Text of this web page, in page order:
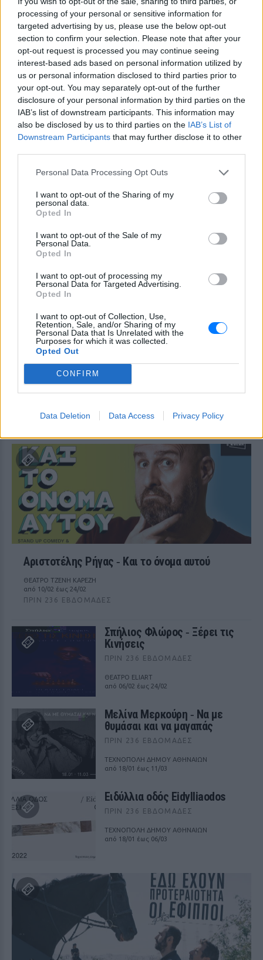
processing of your personal or sensitive information for
targeted advertising by us, please use the below opt-out
section to confirm your selection. Please note that after your
opt-out request is processed you may continue seeing
interest-based ads based on personal information utilized by
us or personal information disclosed to third parties prior to
your opt-out. You may separately opt-out of the further
disclosure of your personal information by third parties on the
IAB’s list of downstream participants. This information may
also be disclosed by us to third parties on the IAB’s List of
Downstream Participants that may further disclose it to other
Personal Data Processing Opt Outs
I want to opt-out of the Sharing of my
personal data.
Opted In
I want to opt-out of the Sale of my
Personal Data.
Opted In
I want to opt-out of processing my
Personal Data for Targeted Advertising.
Opted In
I want to opt-out of Collection, Use,
Retention, Sale, and/or Sharing of my
Personal Data that Is Unrelated with the
Purposes for which it was collected.
Opted Out
CONFIRM
Data Deletion Data Access Privacy Policy
ΔΕΙΤΕ ΕΠΙΣΗΣ
ΣΤΗΝ ΙΔΙΑ ΚΑΤΗΓΟΡΙΑ
Η Ευρώπη εξερευνά το
1821‑2021 Διακόσια Χρόνια
Δανεικά
LUNAR SPACE PATRA
18/03
1821‑2021 Διακόσια Χρόνια
Ζαραλίκος
ΤΡΙΚΑΛΑ
Αριστοτέλης Ρήγας ‑ Kαι το όνομα αυτού
ΘΕΑΤΡΟ ΤΖΕΝΗ ΚΑΡΕΖΗ
από 10/02 έως 24/02
ΠΡΙΝ 236 ΕΒΔΟΜΆΔΕΣ
Σπήλιος Φλώρος ‑ Ξέρει τις
Κινήσεις
ΠΡΙΝ 236 ΕΒΔΟΜΆΔΕΣ
ΘΕΑΤΡΟ ELIART
από 06/02 έως 24/02
Μελίνα Μερκούρη ‑ Να με
θυμάσαι και να μαγαπάς
ΠΡΙΝ 236 ΕΒΔΟΜΆΔΕΣ
ΤΕΧΝΟΠΟΛΗ ΔΗΜΟΥ ΑΘΗΝΑΙΩΝ
από 18/01 έως 11/03
Ειδύλλια οδός Eidylliaodos
ΠΡΙΝ 236 ΕΒΔΟΜΆΔΕΣ
ΤΕΧΝΟΠΟΛΗ ΔΗΜΟΥ ΑΘΗΝΑΙΩΝ
από 18/01 έως 06/03